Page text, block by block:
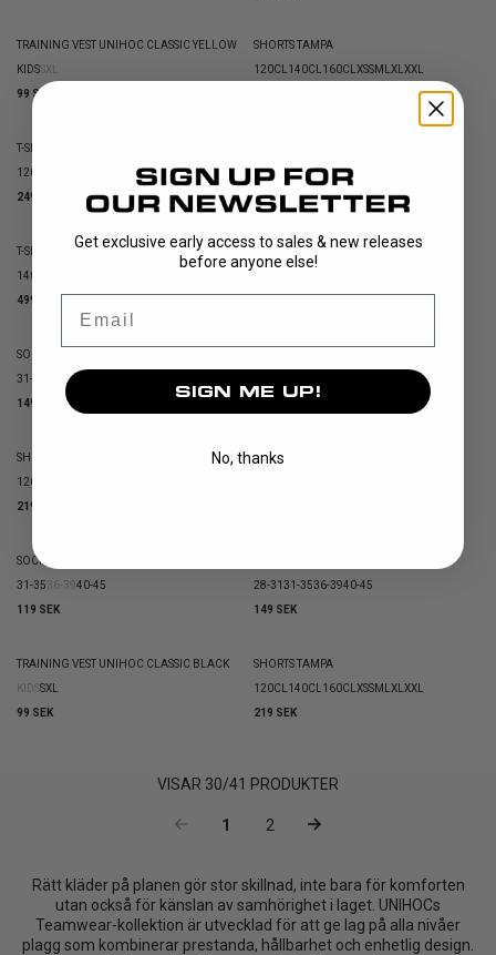
TRAINING VEST UNIHOC CLASSIC YELLOW
KIDSSXL
99 SEK
SHORTS TAMPA
120CL 140CL 160CL XSSM XL XXL
T-SHIRT TAMPA
120CL
SMLXLXXL
249 SEK
28-31 31-35
49 SEK
129 SEK
T-SHIRT ARROW LONGSLEEVE
140CL
499 SEK
SOCK UNIHOC CONTROL
SOCK UNIHOC SUCCESS
31-35
36-39
149 SEK
SHORTS TAMPA
120CL
219 SEK
T-SHIRT TECHNIC LONGSLEEVE
SOCK UNIHOC CREW RED
31-35 36-3940-45
119 SEK
28-31 31-3536-3940-45
149 SEK
TRAINING VEST UNIHOC CLASSIC BLACK
KIDSSXL
99 SEK
SHORTS TAMPA
120CL 140CL 160CL XSSM XL XXL
219 SEK
VISAR 30/41 PRODUKTER
1 2
Rätt kläder på planen gör stor skillnad, inte bara för komforten
utan också för känslan av samhörighet i laget. UNIHOCs
Teamwear-kollektion är utvecklad för att ge lag på alla nivåer
plagg som kombinerar prestanda, hållbarhet och enhetlig design.
Get exclusive early access to sales & new releases
before anyone else!
SIGN ME UP!
No, thanks